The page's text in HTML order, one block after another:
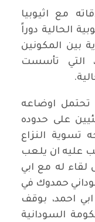
مع اثيوبيا
الحالية دوراً
بين المكونين
التي تأسست
تحتمل اوضاعه
على حدوده
النزاع
عليه ان يلعب
لقاء له مع ابي
حمدوك في
احمد، بوقف
السودانية